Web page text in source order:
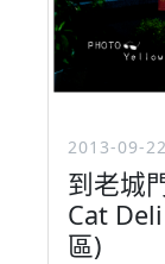
2013-09-22
到老城
Cat
區)